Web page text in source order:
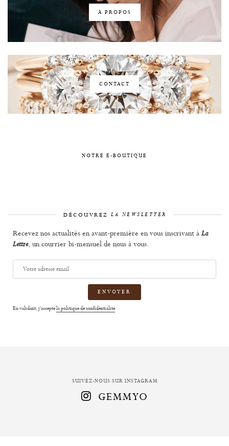
À PROPOS
CONTACT
NOTRE E-BOUTIQUE
DÉCOUVREZLA NEWSLETTER
Recevez nos actualités en avant-première en vous inscrivant à La
Lettre, un courrier bi-mensuel de nous à vous.
Votre
adresse
En validant, j'acceptela politique de confidentialité
SUIVEZ-NOUS SUR INSTAGRAM
GEMMYO